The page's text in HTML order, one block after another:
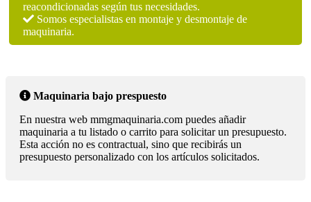
reacondicionadas según tus necesidades.
Somos especialistas en montaje y desmontaje de
maquinaria.
Maquinaria bajo prespuesto
En nuestra web mmgmaquinaria.com puedes añadir
maquinaria a tu listado o carrito para solicitar un presupuesto.
Esta acción no es contractual, sino que recibirás un
presupuesto personalizado con los artículos solicitados.